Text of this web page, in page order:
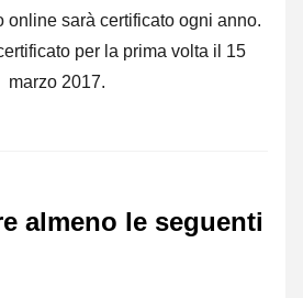
online sarà certificato ogni anno.
per la prima volta il 15
marzo 2017.
almeno le seguenti